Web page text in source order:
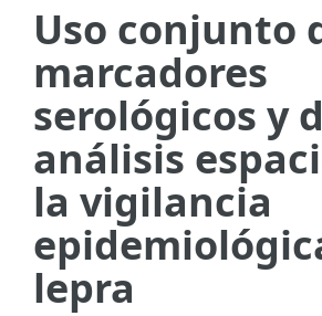
Uso conjunto
marcadores
serológicos y
análisis
la vigilancia
lepra